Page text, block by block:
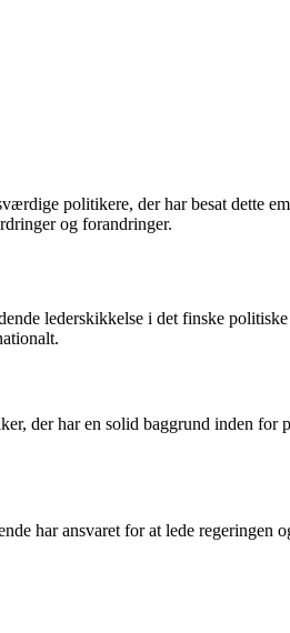
politikere, der har besat dette
og forandringer.
lederskikkelse i det finske
der har en solid baggrund inden
har ansvaret for at lede